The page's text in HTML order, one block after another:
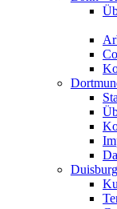
Duisburg